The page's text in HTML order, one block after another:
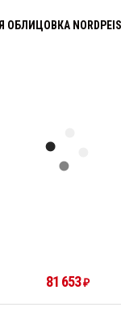
NORDPEIS
81 653₽